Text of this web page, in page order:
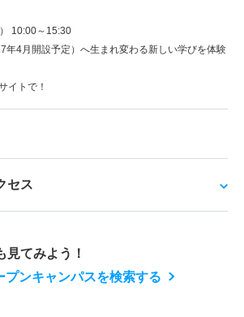
10:00～15:30
年4月開設予定）へ生まれ変わる新しい学びを体験
イトで！
セス
見てみよう！
プンキャンパスを検索する